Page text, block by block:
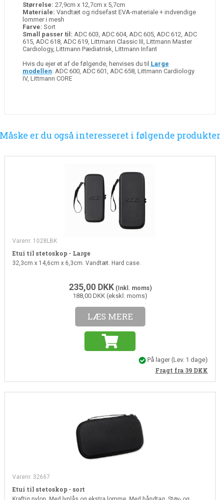
Størrelse: 27,9cm x 12,7cm x 5,7cm
Materiale: Vandtæt og ridsefast EVA-materiale + indvendige
lommer i mesh
Farve: Sort
Small passer til: ADC 603, ADC 604, ADC 605, ADC 612, ADC
615, ADC 618, ADC 619, Littmann Classic III, Littmann Master
Cardiology, Littmann Pædiatrisk, Littmann Infant
Hvis du ejer et af de følgende, henvises du til Large
modellen: ADC 600, ADC 601, ADC 658, Littmann Cardiology
IV, Littmann CORE
Måske er du også interesseret i følgende produkter
Varenr. 1028LBK
Etui til stetoskop - Large
32,3cm x 14,6cm x 6,3cm. Vandtæt. Hard case.
235,00 DKK(Inkl. moms)
188,00 DKK (ekskl. moms)
LÆS MERE
På lager(Lev. 1 dage)
Fragt fra 39 DKK
Varenr. 32667
Etui til stetoskop - sort